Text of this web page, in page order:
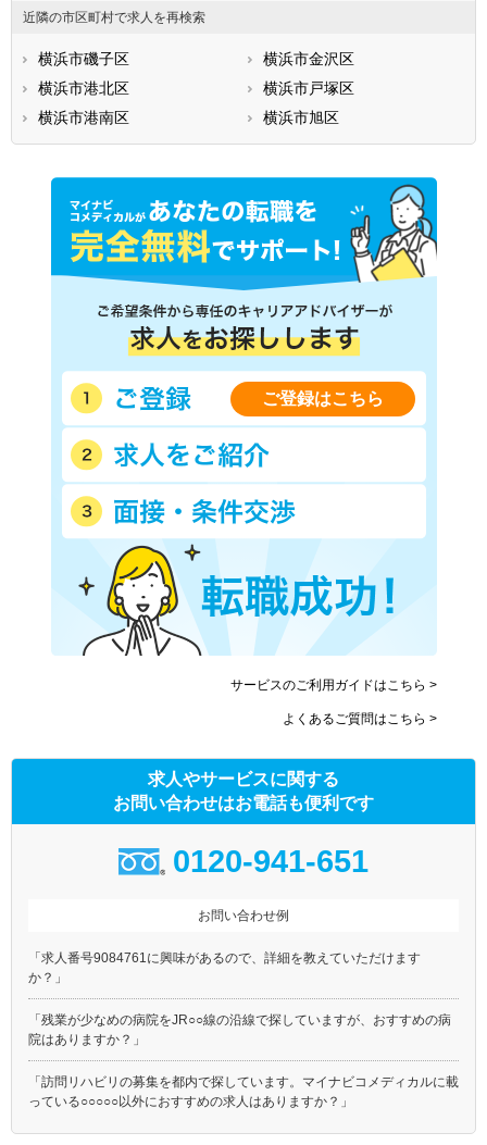
近隣の市区町村で求人を再検索
横浜市磯子区
横浜市金沢区
横浜市港北区
横浜市戸塚区
横浜市港南区
横浜市旭区
ご登録はこちら
サービスのご利用ガイドはこちら >
よくあるご質問はこちら >
求人やサービスに関する
お問い合わせはお電話も便利です
0120-941-651
お問い合わせ例
「求人番号9084761に興味があるので、詳細を教えていただけます
か？」
「残業が少なめの病院をJR○○線の沿線で探していますが、おすすめの病
院はありますか？」
「訪問リハビリの募集を都内で探しています。マイナビコメディカルに載
っている○○○○○以外におすすめの求人はありますか？」